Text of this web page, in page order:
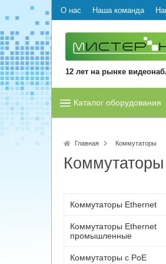
О нас Наша команда
12 лет на рынке
Каталог оборудования
Главная Коммутаторы
Коммутаторы Ethernet
Коммутаторы Ethernet
промышленные
Коммутаторы с PoE